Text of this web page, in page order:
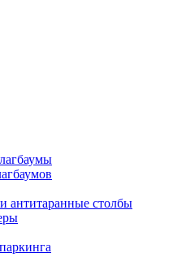
антитаранные столбы